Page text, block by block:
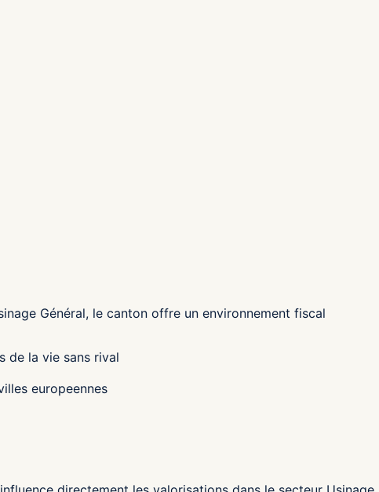
Général, le canton offre un environnement fiscal
de la vie sans rival
europeennes